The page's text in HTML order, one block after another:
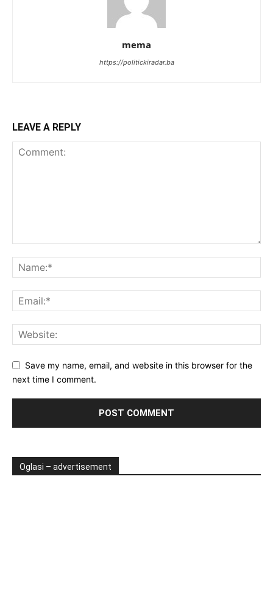
mema
https://politickiradar.ba
LEAVE A REPLY
Save my name, email, and website in this browser for the
next time I comment.
Oglasi – advertisement